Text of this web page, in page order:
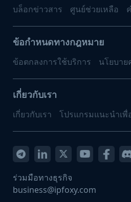
บล็อกข่าวสาร
ศูนย์ช่วยเหลือ
ข้อกำหนดทางกฎหมาย
ข้อตกลงการใช้บริการ นโยบาย
เกี่ยวกับเรา
เกี่ยวกับเรา โปรแกรมแนะนำเพื่
ร่วมมือทางธุรกิจ
business@ipfoxy.com